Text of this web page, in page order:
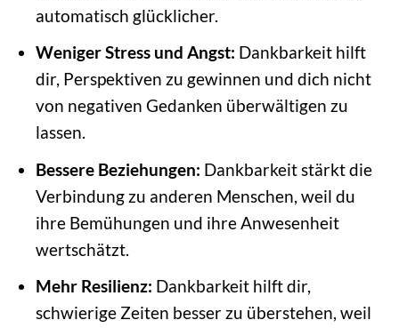
automatisch glücklicher.
Weniger Stress und Angst: Dankbarkeit hilft
dir, Perspektiven zu gewinnen und dich nicht
von negativen Gedanken überwältigen zu
lassen.
Bessere Beziehungen: Dankbarkeit stärkt die
Verbindung zu anderen Menschen, weil du
ihre Bemühungen und ihre Anwesenheit
wertschätzt.
Mehr Resilienz: Dankbarkeit hilft dir,
schwierige Zeiten besser zu überstehen, weil